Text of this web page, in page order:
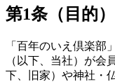
第1条（目的）
「百年のいえ倶楽部
（以下、当社）が会
下、旧家）や神社・